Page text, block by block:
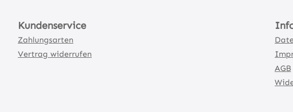
Kundenservice
Zahlungsarten
Vertrag widerrufen
AGB